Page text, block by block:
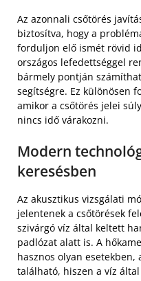
Az azonnali csőtörés
biztosítva, hogy a
forduljon elő ismét rövid
országos lefedettséggel
bármely pontján
segítségre. Ez különösen
amikor a csőtörés jelei
nincs idő várakozni.
Modern
keresésben
Az akusztikus vizsgálati
jelentenek a csőtörések
szivárgó víz által keltett
padlózat alatt is. A
hasznos olyan
található, hiszen a víz